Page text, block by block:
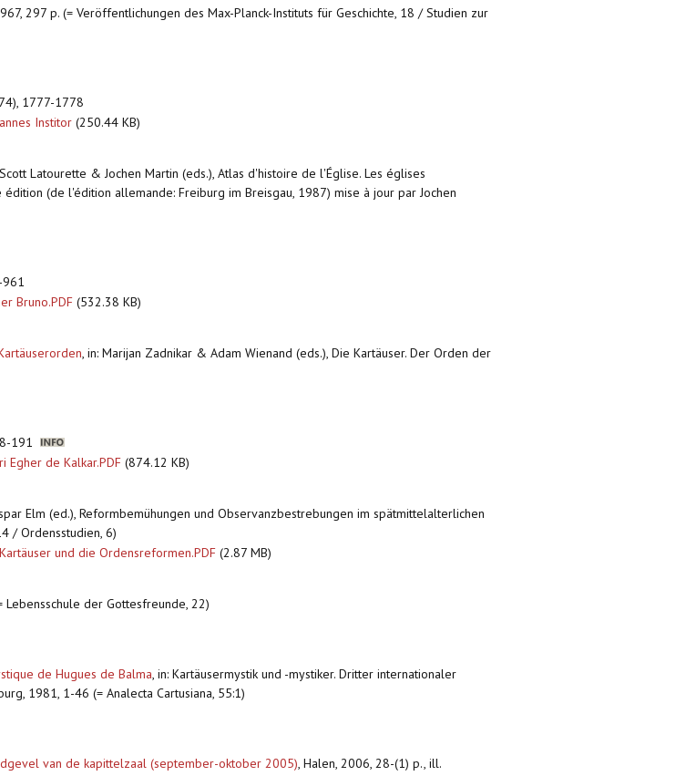
297 p. (= Veröffentlichungen des Max-Planck-Instituts für Geschichte, 18 / Studien zur
1777-1778
Institor (250.44 KB)
Latourette & Jochen Martin (eds.), Atlas d'histoire de l'Église. Les églises
(de l'édition allemande: Freiburg im Breisgau, 1987) mise à jour par Jochen
961
Bruno.PDF (532.38 KB)
, in: Marijan Zadnikar & Adam Wienand (eds.), Die Kartäuser. Der Orden der
191
Egher de Kalkar.PDF (874.12 KB)
Elm (ed.), Reformbemühungen und Observanzbestrebungen im spätmittelalterlichen
/ Ordensstudien, 6)
und die Ordensreformen.PDF (2.87 MB)
Lebensschule der Gottesfreunde, 22)
de Hugues de Balma, in: Kartäusermystik und -mystiker. Dritter internationaler
1981, 1-46 (= Analecta Cartusiana, 55:1)
van de kapittelzaal (september-oktober 2005), Halen, 2006, 28-(1) p., ill.